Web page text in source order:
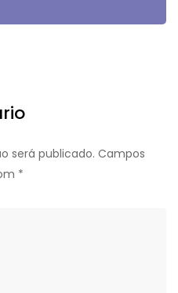
será publicado. Campos
*